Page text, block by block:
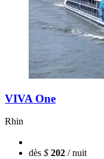
VIVA One
Rhin
dès $ 202 / nuit